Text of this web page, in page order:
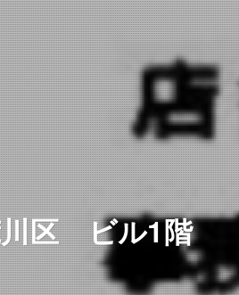
川区 ビル1階